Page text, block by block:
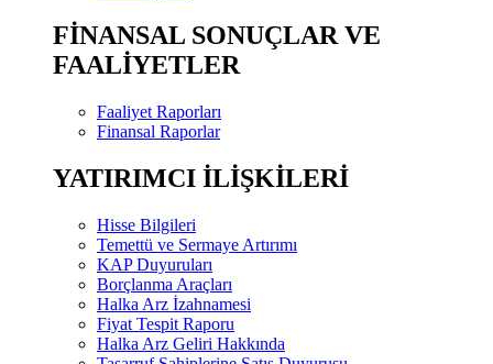
FİNANSAL SONUÇLAR VE
FAALİYETLER
Faaliyet Raporları
Finansal Raporlar
YATIRIMCI İLİŞKİLERİ
Hisse Bilgileri
Temettü ve Sermaye Artırımı
KAP Duyuruları
Borçlanma Araçları
Halka Arz İzahnamesi
Fiyat Tespit Raporu
Halka Arz Geliri Hakkında